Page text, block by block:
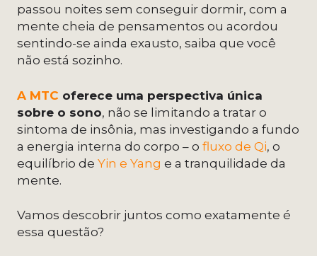
passou noites sem conseguir dormir, com a
mente cheia de pensamentos ou acordou
sentindo-se ainda exausto, saiba que você
não está sozinho.
A MTC oferece uma perspectiva única
sobre o sono, não se limitando a tratar o
sintoma de insônia, mas investigando a fundo
a energia interna do corpo – o fluxo de Qi, o
equilíbrio de Yin e Yang e a tranquilidade da
mente.
Vamos descobrir juntos como exatamente é
essa questão?